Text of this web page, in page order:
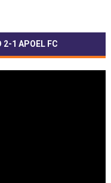
2-1 APOEL FC